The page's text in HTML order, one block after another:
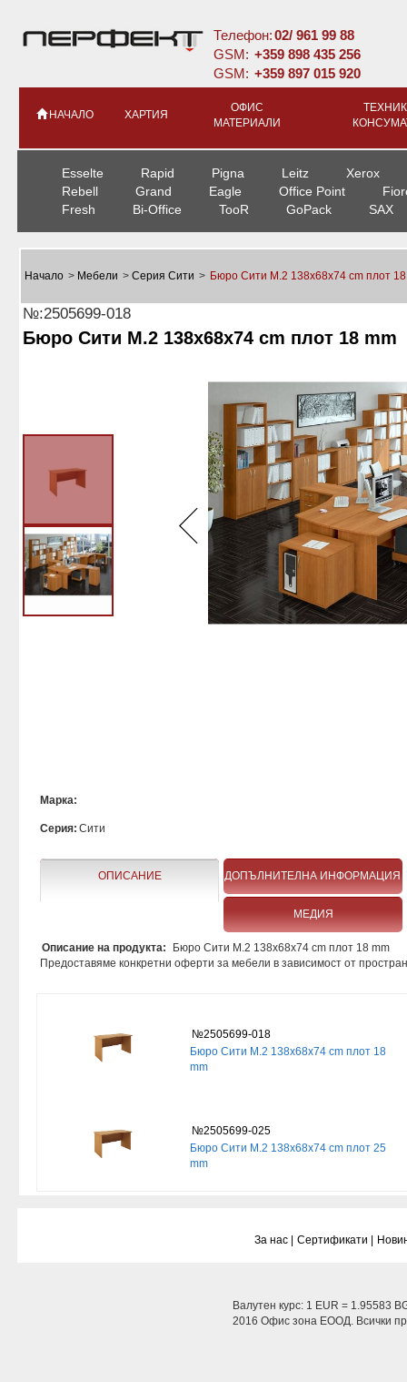
Телефон:02/ 961 99 88
GSM: +359 898 435 256
GSM: +359 897 015 920
НАЧАЛО ХАРТИЯ
ОФИС
МАТЕРИАЛИ
Esselte Rapid Pigna Leitz
Xerox
Rebell
Grand Eagle Office Point
Fresh
Bi-Office TooR GoPack SAX
Начало > Мебели > Серия Сити > Бюро Сити М.2 138x68x74 cm плот
№:2505699-018
Бюро Сити М.2 138x68x74 cm плот 18 mm
Марка:
Серия: Сити
ОПИСАНИЕ ДОПЪЛНИТЕЛНА ИНФОРМАЦИЯ
МЕДИЯ
Описание на продукта:
Бюро Сити М.2 138x68x74 cm плот 18 mm
Предоставяме конкретни оферти за мебели в зависимост от
№2505699-018
Бюро Сити М.2 138x68x74 cm плот 18
mm
№2505699-025
Бюро Сити М.2 138x68x74 cm плот 25
mm
За нас | Сертификати |
Валутен курс: 1 EUR = 1.95583
2016 Офис зона ЕООД. Всички